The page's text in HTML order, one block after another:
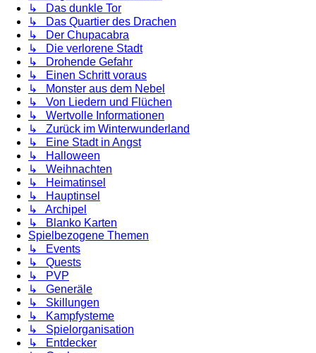
↳ Das dunkle Tor
↳ Das Quartier des Drachen
↳ Der Chupacabra
↳ Die verlorene Stadt
↳ Drohende Gefahr
↳ Einen Schritt voraus
↳ Monster aus dem Nebel
↳ Von Liedern und Flüchen
↳ Wertvolle Informationen
↳ Zurück im Winterwunderland
↳ Eine Stadt in Angst
↳ Halloween
↳ Weihnachten
↳ Heimatinsel
↳ Hauptinsel
↳ Archipel
↳ Blanko Karten
Spielbezogene Themen
↳ Events
↳ Quests
↳ PVP
↳ Generäle
↳ Skillungen
↳ Kampfysteme
↳ Spielorganisation
↳ Entdecker